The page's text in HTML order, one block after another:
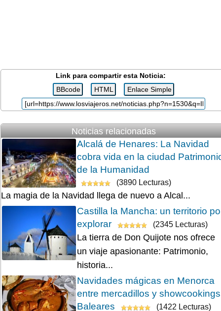
Link para compartir esta Noticia:
Noticias relacionadas
Alcalá de Henares: La Navidad
cobra vida en la ciudad
de la Humanidad
(3890 Lecturas)
La magia de la Navidad llega de nuevo a Alcal...
Castilla la Mancha: un territorio
explorar
(2345 Lecturas)
La tierra de Don Quijote nos ofrece
un viaje apasionante: Patrimonio,
historia...
Navidades mágicas en Menorca
entre mercadillos y
Baleares
(1422 Lecturas)